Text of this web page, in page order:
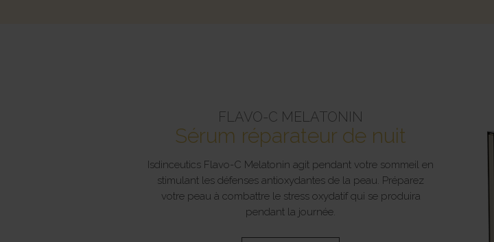
FLAVO-C MELATONIN
Sérum réparateur de nuit
Isdinceutics Flavo-C Melatonin agit pendant votre sommeil en
stimulant les défenses antioxydantes de la peau. Préparez
votre peau à combattre le stress oxydatif qui se produira
pendant la journée.